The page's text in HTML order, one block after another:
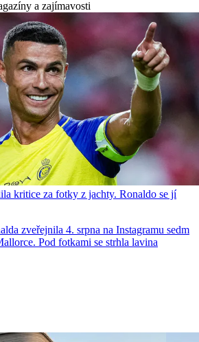
a zajímavosti
kritice za fotky z jachty. Ronaldo se jí
zveřejnila 4. srpna na Instagramu sedm
Pod fotkami se strhla lavina